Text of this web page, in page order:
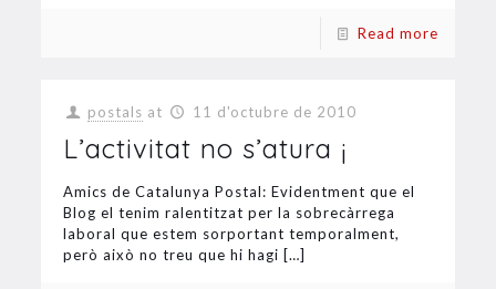
Read more
postals at 11 d'octubre de 2010
L’activitat no s’atura ¡
Amics de Catalunya Postal: Evidentment que el
Blog el tenim ralentitzat per la sobrecàrrega
laboral que estem sorportant temporalment,
però això no treu que hi hagi […]